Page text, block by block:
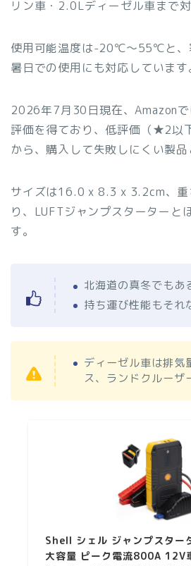
リン車・2.0Lディーゼル車まで対
使用可能温度は-20℃〜55℃と、
暑日での使用にも対応しています
2026年7月30日現在、Amazon
評価を得ており、低評価（★2以
から、購入して失敗しにくい製品
サイズは16.0 x 8.3 x 3.2cm、
り、LUFTジャンプスターターと
す。
北海道の真冬でもあ
持ち運び性能もそれ
ディーゼル車は排気
ス、ランドクルーザ
Shell シェル ジャンプスタ
大容量 ピーク電流800A 12V